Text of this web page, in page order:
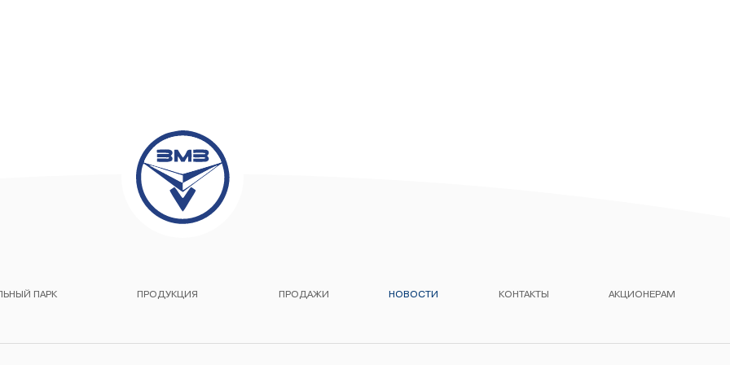
ПАРК ПРОДУКЦИЯ ПРОДАЖИ НОВОСТИ КОНТАКТЫ АКЦИОНЕРАМ